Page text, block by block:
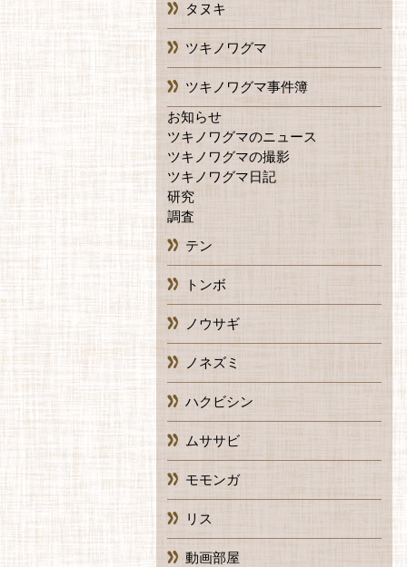
タヌキ
ツキノワグマ
ツキノワグマ事件簿
お知らせ
ツキノワグマのニュース
ツキノワグマの撮影
ツキノワグマ日記
研究
調査
テン
トンボ
ノウサギ
ノネズミ
ハクビシン
ムササビ
モモンガ
リス
動画部屋